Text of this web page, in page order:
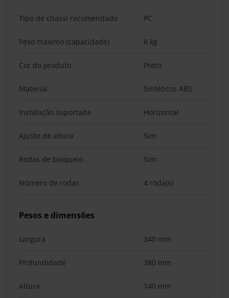
Tipo de chassi recomendado PC
Peso máximo (capacidade) 8 kg
Cor do produto Preto
Material Sintéticos ABS
Instalação suportada Horizontal
Ajuste de altura Sim
Rodas de bloqueio Sim
Número de rodas 4 roda(s)
Pesos e dimensões
Largura 340 mm
Profundidade 380 mm
Altura 140 mm